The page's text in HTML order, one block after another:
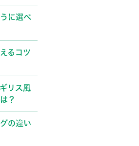
に選べ
るコツ
リス風
？
の違い